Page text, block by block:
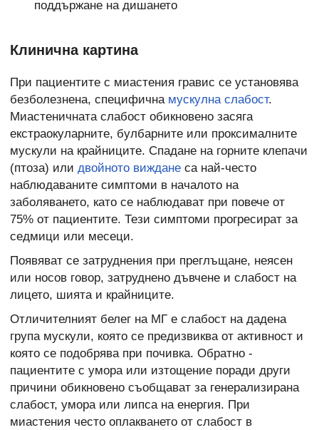
поддържане на дишането
Клинична картина
При пациентите с миастения гравис се установява
безболезнена, специфична мускулна слабост.
Миастеничната слабост обикновено засяга
екстраокуларните, булбарните или проксималните
мускули на крайниците. Спадане на горните клепачи
(птоза) или двойното виждане са най-често
наблюдаваните симптоми в началото на
заболяването, като се наблюдават при повече от
75% от пациентите. Тези симптоми прогресират за
седмици или месеци.
Появяват се затруднения при преглъщане, неясен
или носов говор, затруднено дъвчене и слабост на
лицето, шията и крайниците.
Отличителният белег на МГ е слабост на дадена
група мускули, която се предизвиква от активност и
която се подобрява при почивка. Обратно -
пациентите с умора или изтощение поради други
причини обикновено съобщават за генерализирана
слабост, умора или липса на енергия. При
миастения често оплакването от слабост в